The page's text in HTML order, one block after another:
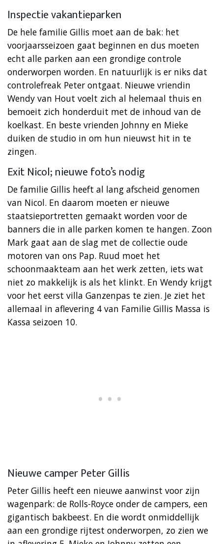
Inspectie vakantieparken
De hele familie Gillis moet aan de bak: het
voorjaarsseizoen gaat beginnen en dus moeten
echt alle parken aan een grondige controle
onderworpen worden. En natuurlijk is er niks dat
controlefreak Peter ontgaat. Nieuwe vriendin
Wendy van Hout voelt zich al helemaal thuis en
bemoeit zich honderduit met de inhoud van de
koelkast. En beste vrienden Johnny en Mieke
duiken de studio in om hun nieuwst hit in te
zingen.
Exit Nicol; nieuwe foto’s nodig
De familie Gillis heeft al lang afscheid genomen
van Nicol. En daarom moeten er nieuwe
staatsieportretten gemaakt worden voor de
banners die in alle parken komen te hangen. Zoon
Mark gaat aan de slag met de collectie oude
motoren van ons Pap. Ruud moet het
schoonmaakteam aan het werk zetten, iets wat
niet zo makkelijk is als het klinkt. En Wendy krijgt
voor het eerst villa Ganzenpas te zien. Je ziet het
allemaal in aflevering 4 van Familie Gillis Massa is
Kassa seizoen 10.
Nieuwe camper Peter Gillis
Peter Gillis heeft een nieuwe aanwinst voor zijn
wagenpark: de Rolls-Royce onder de campers, een
gigantisch bakbeest. En die wordt onmiddellijk
aan een grondige rijtest onderworpen, zo zien we